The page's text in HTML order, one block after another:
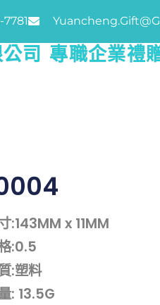
司 專職企業禮
:143MM x 11MM
:0.5
:塑料
: 13.5G